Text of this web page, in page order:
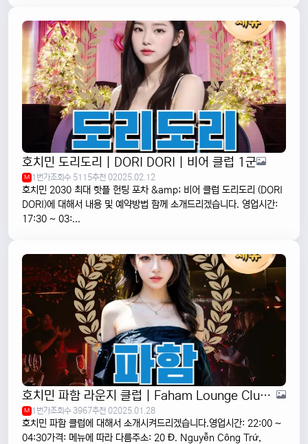
호치민 도리도리 | DORI DORI | 비어 클럽 1군
M 1번가조회수 5115추천 02025.02.12
호치민 2030 최대 핫플 헌팅 포차 &amp; 비어 클럽 도리도리 (DORI
DORI)에 대해서 내용 및 예약방법 함께 소개드리겠습니다. 영업시간:
17:30 ~ 03:...
호치민 파함 라운지 클럽 | Faham Lounge Club | VIP 클럽 1군
M 1번가조회수 3967추천 02025.01.28
호치민 파함 클럽에 대해서 소개시켜드리겠습니다.영업시간: 22:00 ~
04:30가격: 메뉴에 따라 다름주소: 20 Đ. Nguyễn Công Trứ,